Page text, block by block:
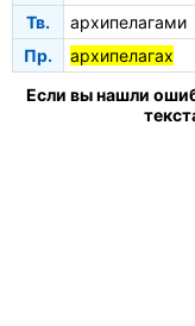
Тв.
архипелагами
Пр.
архипелагах
Если вы нашли